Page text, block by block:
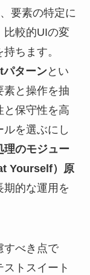
要素の特定に
比較的UIの変
ちます。
ターンとい
素と操作を抽
と保守性を高
を選ぶにし
理のモジュー
Yourself）原
期的な運用を
すべき点で
トスイート